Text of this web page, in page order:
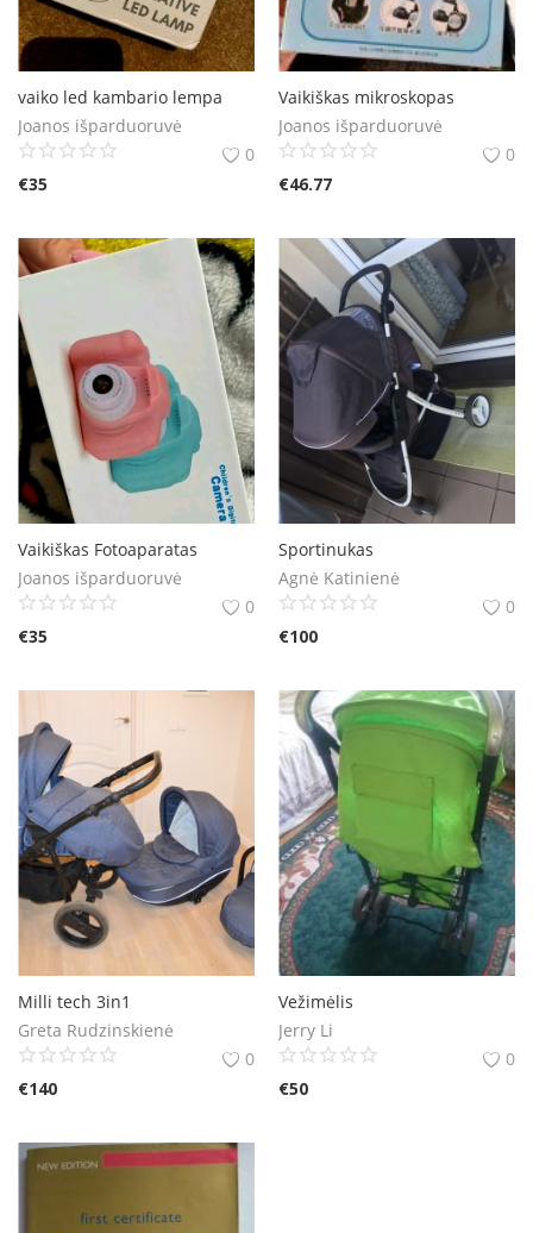
vaiko led kambario lempa
Joanos išparduoruvė
0
€35
Vaikiškas mikroskopas
Joanos išparduoruvė
0
€46.77
Vaikiškas Fotoaparatas
Joanos išparduoruvė
0
€35
Sportinukas
Agnė Katinienė
0
€100
Milli tech 3in1
Greta Rudzinskienė
0
€140
Vežimėlis
Jerry Li
0
€50